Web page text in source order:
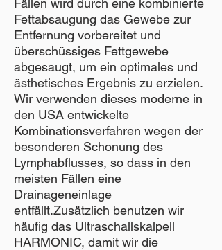
Fällen wird durch eine kombinierte
Fettabsaugung das Gewebe zur
Entfernung vorbereitet und
überschüssiges Fettgewebe
abgesaugt, um ein optimales und
ästhetisches Ergebnis zu erzielen.
Wir verwenden dieses moderne in
den USA entwickelte
Kombinationsverfahren wegen der
besonderen Schonung des
Lymphabflusses, so dass in den
meisten Fällen eine
Drainageneinlage
entfällt.Zusätzlich benutzen wir
häufig das Ultraschallskalpell
HARMONIC, damit wir die